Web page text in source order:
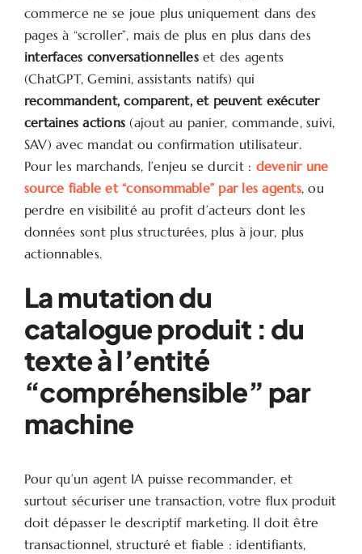
commerce ne se joue plus uniquement dans des
pages à “scroller”, mais de plus en plus dans des
interfaces conversationnelleset des agents
(ChatGPT, Gemini, assistants natifs) qui
recommandent, comparent, et peuvent exécuter
certaines actions (ajout au panier, commande, suivi,
SAV) avec mandat ou confirmation utilisateur.
Pour les marchands, l’enjeu se durcit : devenir une
source fiable et “consommable” par les agents, ou
perdre en visibilité au profit d’acteurs dont les
données sont plus structurées, plus à jour, plus
actionnables.
La mutation du
catalogue produit : du
texte à l’entité
“compréhensible” par
machine
Pour qu’un agent IA puisse recommander, et
surtout sécuriser une transaction, votre flux produit
doit dépasser le descriptif marketing. Il doit être
transactionnel, structuré et fiable : identifiants,